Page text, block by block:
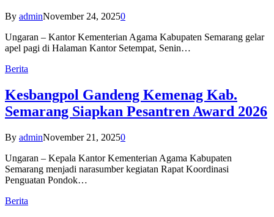
By adminNovember 24, 20250
Ungaran – Kantor Kementerian Agama Kabupaten Semarang gelar
apel pagi di Halaman Kantor Setempat, Senin…
Berita
Kesbangpol Gandeng Kemenag Kab.
Semarang Siapkan Pesantren Award 2026
By adminNovember 21, 20250
Ungaran – Kepala Kantor Kementerian Agama Kabupaten
Semarang menjadi narasumber kegiatan Rapat Koordinasi
Penguatan Pondok…
Berita